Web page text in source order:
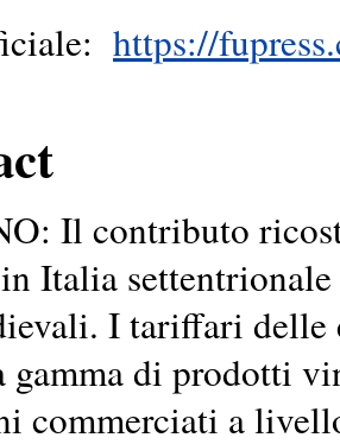
https://
Il contributo
Italia
I tariffari
gamma di prodotti
commerciati a